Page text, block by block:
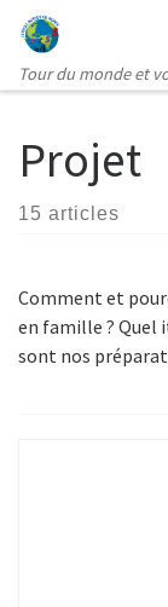
Passer au
Tour du monde et
Projet
15 articles
Comment et
en famille ? Quel
sont nos